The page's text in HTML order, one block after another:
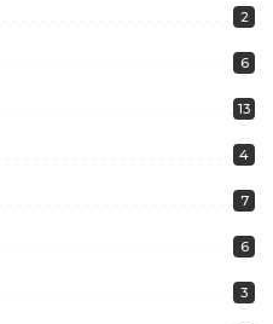
2
6
13
4
7
6
3